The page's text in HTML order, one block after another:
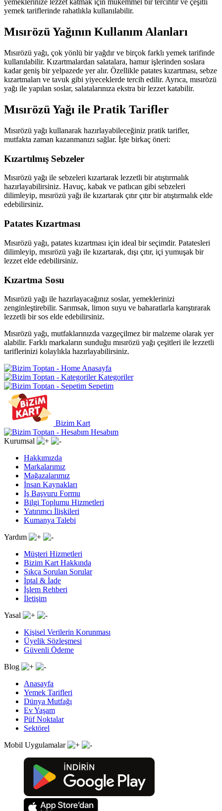
yemeklerinize lezzet katmak için mükemmel bir tercihtir ve çeşitli
yemek tariflerinde rahatlıkla kullanılabilir.
Mısırözü Yağının Kullanım Alanları
Mısırözü yağı, çok yönlü bir yağdır ve birçok farklı yemek tarifinde
kullanılabilir. Kızartmalardan salatalara, hamur işlerinden soslara
kadar geniş bir yelpazede yer alır. Özellikle patates kızartması, sebze
kızartmaları ve tavuk gibi yiyeceklerde tercih edilir. Ayrıca, mısırözü
yağı ile yapılan soslar, salatalarınıza ekstra bir lezzet katabilir.
Mısırözü Yağı ile Pratik Tarifler
Mısırözü yağı kullanarak hazırlayabileceğiniz pratik tarifler,
mutfakta zaman kazanmanızı sağlar. İşte birkaç öneri:
Kızartılmış Sebzeler
Mısırözü yağı ile sebzeleri kızartarak lezzetli bir atıştırmalık
hazırlayabilirsiniz. Havuç, kabak ve patlıcan gibi sebzeleri
dilimleyip, mısırözü yağı ile kızartarak çıtır çıtır bir atıştırmalık elde
edebilirsiniz.
Patates Kızartması
Mısırözü yağı, patates kızartması için ideal bir seçimdir. Patatesleri
dilimleyip, mısırözü yağı ile kızartarak, dışı çıtır, içi yumuşak bir
lezzet elde edebilirsiniz.
Kızartma Sosu
Mısırözü yağı ile hazırlayacağınız soslar, yemeklerinizi
zenginleştirebilir. Sarımsak, limon suyu ve baharatlarla karıştırarak
lezzetli bir sos elde edebilirsiniz.
Mısırözü yağı, mutfaklarınızda vazgeçilmez bir malzeme olarak yer
alabilir. Farklı markaların sunduğu mısırözü yağı çeşitleri ile lezzetli
tariflerinizi kolaylıkla hazırlayabilirsiniz.
Anasayfa
Kategoriler
Sepetim
Bizim Kart
Hesabım
Kurumsal
Hakkımızda
Markalarımız
Mağazalarımız
İnsan Kaynakları
İş Başvuru Formu
Bilgi Toplumu Hizmetleri
Yatırımcı İlişkileri
Kumanya Talebi
Yardım
Müşteri Hizmetleri
Bizim Kart Hakkında
Sıkça Sorulan Sorular
İptal & İade
İşlem Rehberi
İletişim
Yasal
Kişisel Verilerin Korunması
Üyelik Sözleşmesi
Güvenli Ödeme
Blog
Anasayfa
Yemek Tarifleri
Dünya Mutfağı
Ev Yaşam
Püf Noktalar
Sektörel
Mobil Uygulamalar